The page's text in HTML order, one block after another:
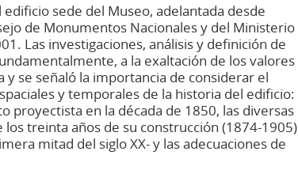
sede del Museo, adelantada desde
de Monumentos Nacionales y del Ministerio
Las investigaciones, análisis y definición de
a la exaltación de los valores
se señaló la importancia de considerar el
y temporales de la historia del edificio:
proyectista en la década de 1850, las diversas
treinta años de su construcción (1874-1905)
mitad del siglo XX- y las adecuaciones de